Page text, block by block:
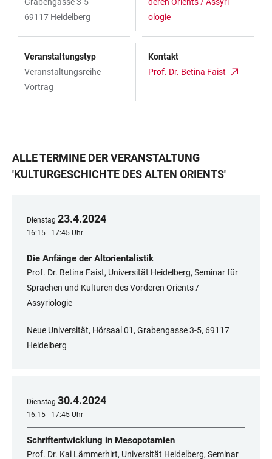
69117 Heidelberg
ologie
Veranstaltungstyp
Veranstaltungsreihe
Vortrag
Kontakt
Prof. Dr. Betina Faist
ALLE TERMINE DER VERANSTALTUNG
'KULTURGESCHICHTE DES ALTEN ORIENTS'
Dienstag 23.4.2024
16:15 - 17:45 Uhr
Die Anfänge der Altorientalistik
Prof. Dr. Betina Faist, Universität Heidelberg, Seminar für
Sprachen und Kulturen des Vorderen Orients /
Assyriologie
Neue Universität, Hörsaal 01, Grabengasse 3-5, 69117
Heidelberg
Dienstag 30.4.2024
16:15 - 17:45 Uhr
Schriftentwicklung in Mesopotamien
Prof. Dr. Kai Lämmerhirt, Universität Heidelberg, Seminar